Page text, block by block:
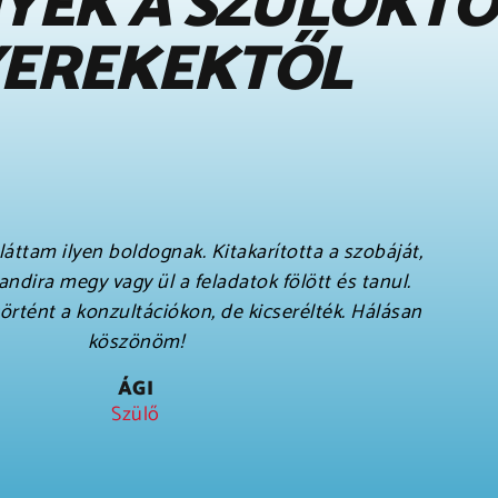
már a munkám miatt, de Péter különleges
Mindig figyel ránk, válaszol a kérdésekre.
és mi a dolgunk. Rengeteg a gyakorlás, ami
Lányom a képzés óta szóba áll velem, sőt eljött
velem kettesben nyaralni.
NAGY MIHÁLY